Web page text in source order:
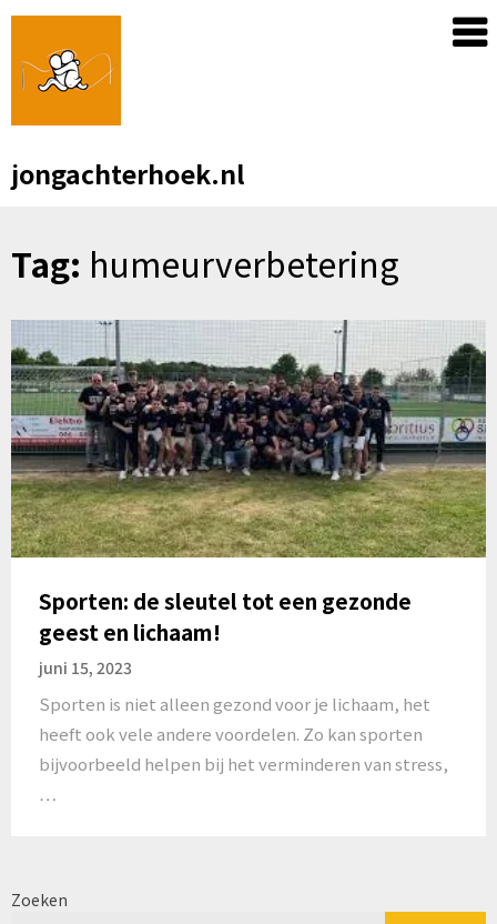
Skip
content
jongachterhoek.nl
Tag: humeurverbetering
Sporten: de sleutel tot een gezonde
geest en lichaam!
juni 15, 2023
Sporten is niet alleen gezond voor je lichaam, het
heeft ook vele andere voordelen. Zo kan sporten
bijvoorbeeld helpen bij het verminderen van stress,
…
Zoeken